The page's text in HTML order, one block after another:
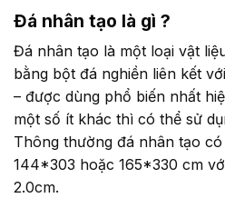
Đá nhân tạo là gì ?
Đá nhân tạo là một loại vật
bằng bột đá nghiền liên kết
– được dùng phổ biến nhất
một số ít khác thì có thể sử
Thông thường đá nhân tạo
144*303 hoặc 165*330 cm
2.0cm.